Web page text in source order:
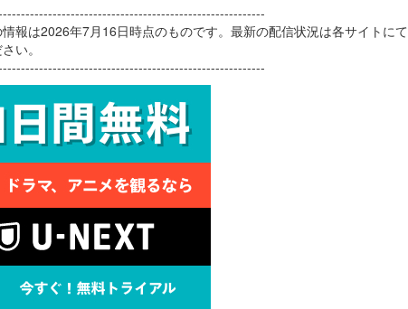
報は2026年7月16日時点のものです。最新の配信状況は各サイトにて
い。